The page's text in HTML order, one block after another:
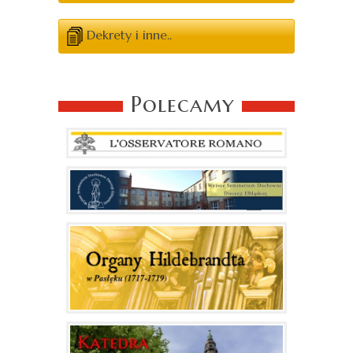
Dekrety i inne..
Polecamy